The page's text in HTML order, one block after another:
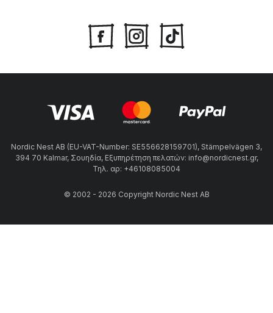
Nordic Nest AB (EU-VAT-Number: SE556628159701), Stämpelvägen 3,
394 70 Kalmar, Σουηδία, Εξυπηρέτηση πελατών: info@nordicnest.gr,
Τηλ. αρ: +46108085004
© 2002 - 2026 Copyright Nordic Nest AB